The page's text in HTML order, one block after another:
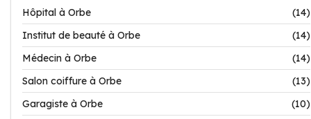
Hôpital à Orbe
(14)
Institut de beauté à Orbe
(14)
Médecin à Orbe
(14)
Salon coiffure à Orbe
(13)
Garagiste à Orbe
(10)